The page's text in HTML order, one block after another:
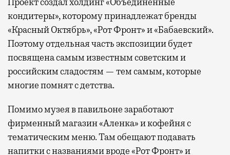
кондитеры», которому принадлежат бренды
«Красный Октябрь», «Рот Фронт» и «Бабаевский».
Поэтому отдельная часть экспозиции будет
посвящена самым известным советским и
российским сладостям — тем самым, которые
многие помнят с детства.
Помимо музея в павильоне заработают
фирменный магазин «Аленка» и кофейня с
тематическим меню. Там обещают подавать
напитки с названиями вроде «Рот Фронт» и